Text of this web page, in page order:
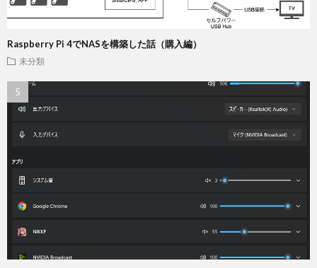
Raspberry Pi 4でNASを構築した話（購入編）
未分類